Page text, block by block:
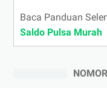
Baca Panduan
Saldo Pulsa Murah